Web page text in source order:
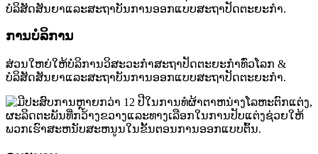
ການບໍລິການ
ສ່ວນໃຫຍ່ໃຫ້ບໍລິການວິສະວະກໍາສະຖາປັດຕະຍະກໍາທົ່ວໂລກ &
ບໍລິສັດສັນຍາແລະສະຖາບັນການອອກແບບສະຖາປັດຕະຍະກໍາ.